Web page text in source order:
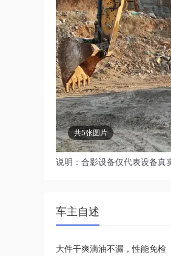
共5张图片
说明：合影设备仅代表设备真
车主自述
大件干爽滴油不漏，性能免检